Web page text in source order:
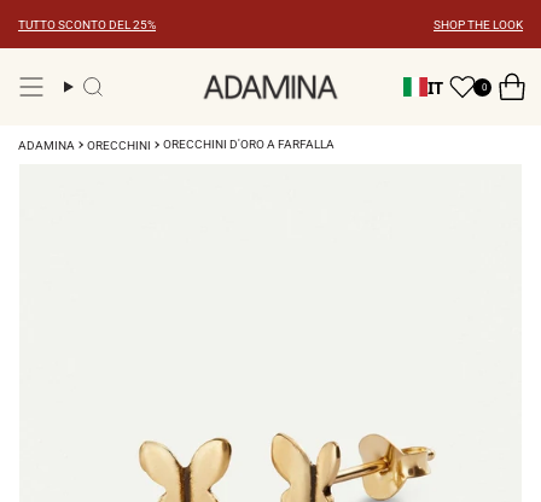
contenuto
TUTTO SCONTO DEL 25% SHOP THE LOOK
Ricerca IT 0
ADAMINA ORECCHINI ORECCHINI D'ORO A FARFALLA